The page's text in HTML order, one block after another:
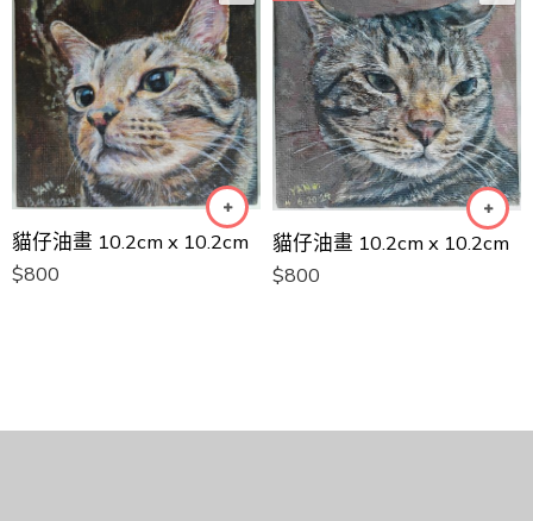
貓仔油畫 10.2cm x 10.2cm
$800
貓仔油畫 10.2cm x 10.2cm
$800